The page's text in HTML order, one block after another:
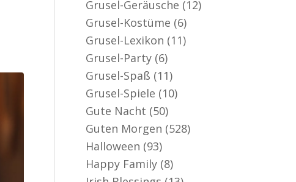
Grusel-Geräusche (12)
Grusel-Kostüme (6)
Grusel-Lexikon (11)
Grusel-Party (6)
Grusel-Spaß (11)
Grusel-Spiele (10)
Gute Nacht (50)
Guten Morgen (528)
Halloween (93)
Happy Family (8)